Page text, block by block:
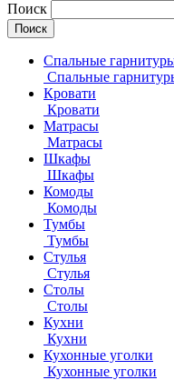
Поиск
Спальные
Спальные
Кровати
Кровати
Матрасы
Матрасы
Шкафы
Шкафы
Комоды
Комоды
Тумбы
Тумбы
Стулья
Стулья
Столы
Столы
Кухни
Кухни
Кухонные уголки
Кухонные уголки